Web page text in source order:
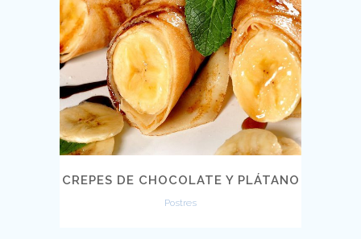
CREPES DE CHOCOLATE Y PLÁTANO
Postres